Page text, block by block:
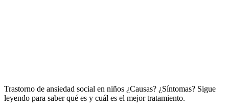
Trastorno de ansiedad social en niños ¿Causas? ¿Síntomas? Sigue
leyendo para saber qué es y cuál es el mejor tratamiento.